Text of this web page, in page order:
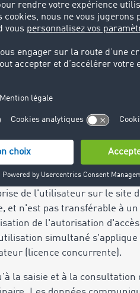
du développement et de
où ceci ne nuit pas au
sur l’intelligence
possèdent les
transmettre à l'utilisateur
se réserve le droit
de ce type de messages.
du présent contrat ne
d'accès individuels
de l'utilisateur sur le site
et n'est pas transférable à
de l'autorisation
simultané
(licence concurrente).
la saisie et à la